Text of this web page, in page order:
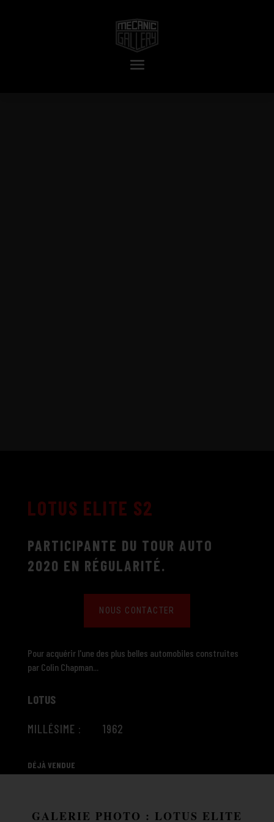
LOTUS ELITE S2
PARTICIPANTE DU TOUR AUTO
2020 EN RÉGULARITÉ.
NOUS CONTACTER
Pour acquérir l'une des plus belles automobiles construites
par Colin Chapman...
LOTUS
MILLÉSIME : 1962
DÉJÀ VENDUE
GALERIE PHOTO : LOTUS ELITE